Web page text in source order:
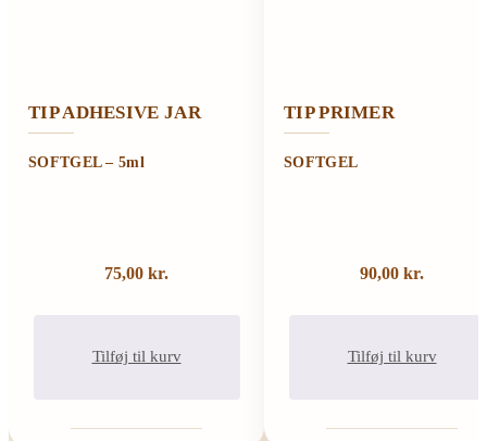
TIP ADHESIVE JAR
SOFTGEL – 5ml
75,00 kr.
Tilføj til kurv
TIP PRIMER
SOFTGEL
90,00 kr.
Tilføj til kurv